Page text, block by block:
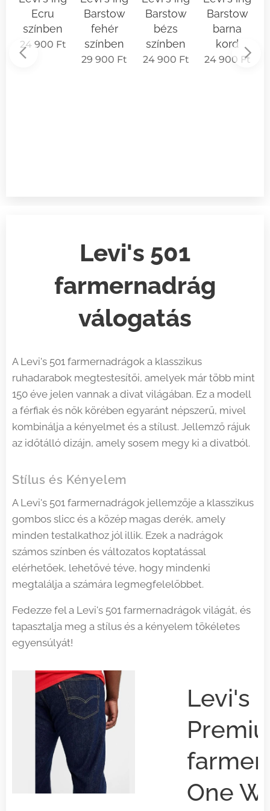
Ecru
színben
24 900 Ft
Barstow
fehér
színben
29 900 Ft
Barstow
bézs
színben
24 900 Ft
Barstow
barna
kord
24 900 Ft
Levi's 501
farmernadrág
válogatás
A Levi's 501 farmernadrágok a klasszikus
ruhadarabok megtestesítői, amelyek már több mint
150 éve jelen vannak a divat világában. Ez a modell
a férfiak és nők körében egyaránt népszerű, mivel
kombinálja a kényelmet és a stílust. Jellemző rájuk
az időtálló dizájn, amely sosem megy ki a divatból.
Stílus és Kényelem
A Levi's 501 farmernadrágok jellemzője a klasszikus
gombos slicc és a közép magas derék, amely
minden testalkathoz jól illik. Ezek a nadrágok
számos színben és változatos koptatással
elérhetőek, lehetővé téve, hogy mindenki
megtalálja a számára legmegfelelőbbet.
Fedezze fel a Levi's 501 farmernadrágok világát, és
tapasztalja meg a stílus és a kényelem tökéletes
egyensúlyát!
501
zöld
Levi's
One